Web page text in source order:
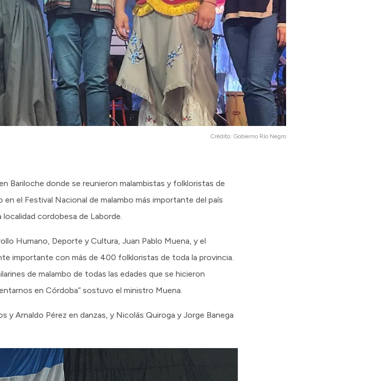
Crédito: Gobierno Río Negro
Bariloche donde se reunieron malambistas y folkloristas de
el Festival Nacional de malambo más importante del país
localidad cordobesa de Laborde.
Humano, Deporte y Cultura, Juan Pablo Muena, y el
importante con más de 400 folkloristas de toda la provincia.
de malambo de todas las edades que se hicieron
en Córdoba” sostuvo el ministro Muena.
y Arnaldo Pérez en danzas, y Nicolás Quiroga y Jorge Banega